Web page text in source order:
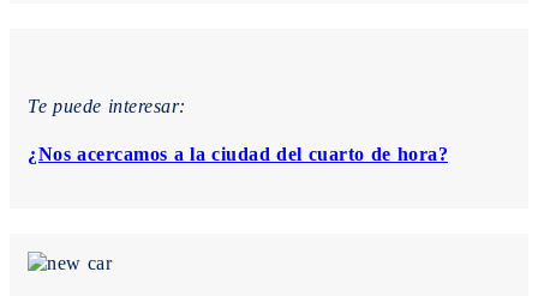
Te puede interesar:
¿Nos acercamos a la ciudad del cuarto de hora?